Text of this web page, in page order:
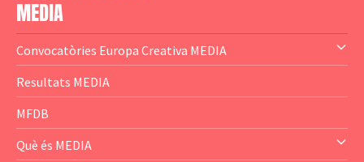
MEDIA
Convocatòries Europa Creativa MEDIA
— Content Cluster
— Business Cluster
— Audience Cluster
Resultats MEDIA
MFDB
Què és MEDIA